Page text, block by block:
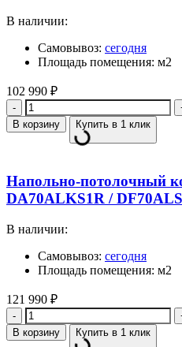
В наличии:
Самовывоз: сегодня
Площадь помещения: м2
102 990 ₽
Количество
В корзину Купить в 1 клик
Напольно-потолочный
DA70ALKS1R /
В наличии:
Самовывоз: сегодня
Площадь помещения: м2
121 990 ₽
Количество
В корзину Купить в 1 клик